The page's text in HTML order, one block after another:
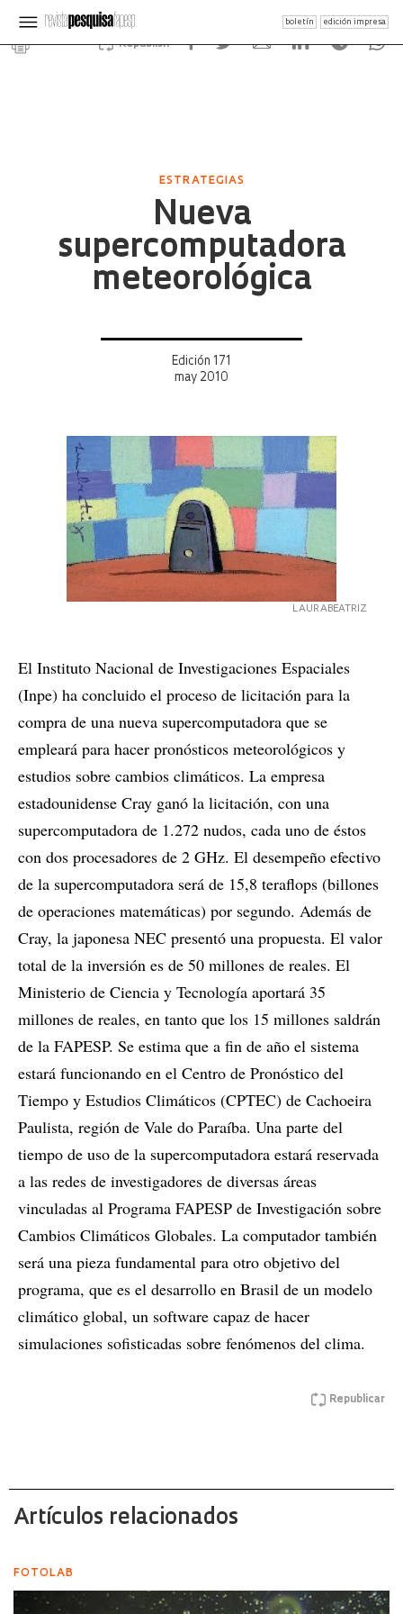
boletín edición impresa
Republish
ESTRATEGIAS
Nueva
supercomputadora
meteorológica
Edición 171
may 2010
LAURABEATRIZ
El Instituto Nacional de Investigaciones Espaciales
(Inpe) ha concluido el proceso de licitación para la
compra de una nueva supercomputadora que se
empleará para hacer pronósticos meteorológicos y
estudios sobre cambios climáticos. La empresa
estadounidense Cray ganó la licitación, con una
supercomputadora de 1.272 nudos, cada uno de éstos
con dos procesadores de 2 GHz. El desempeño efectivo
de la supercomputadora será de 15,8 teraflops (billones
de operaciones matemáticas) por segundo. Además de
Cray, la japonesa NEC presentó una propuesta. El valor
total de la inversión es de 50 millones de reales. El
Ministerio de Ciencia y Tecnología aportará 35
millones de reales, en tanto que los 15 millones saldrán
de la FAPESP. Se estima que a fin de año el sistema
estará funcionando en el Centro de Pronóstico del
Tiempo y Estudios Climáticos (CPTEC) de Cachoeira
Paulista, región de Vale do Paraíba. Una parte del
tiempo de uso de la supercomputadora estará reservada
a las redes de investigadores de diversas áreas
vinculadas al Programa FAPESP de Investigación sobre
Cambios Climáticos Globales. La computador también
será una pieza fundamental para otro objetivo del
programa, que es el desarrollo en Brasil de un modelo
climático global, un software capaz de hacer
simulaciones sofisticadas sobre fenómenos del clima.
Republicar